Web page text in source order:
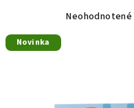
Priemerné
Neohodnotené
Novinka